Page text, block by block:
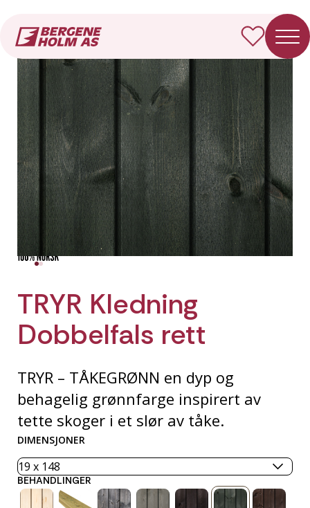
TRYR Kledning
Dobbelfals rett
TRYR – TÅKEGRØNN en dyp og
behagelig grønnfarge inspirert av
tette skoger i et slør av tåke.
DIMENSJONER
BEHANDLINGER